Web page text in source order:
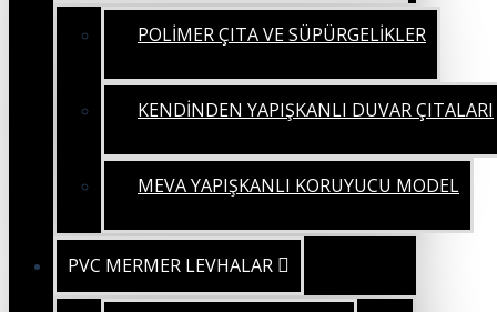
POLİMER ÇITA VE SÜPÜRGELİKLER
KENDİNDEN YAPIŞKANLI DUVAR ÇITALARI
MEVA YAPIŞKANLI KORUYUCU MODEL
PVC MERMER LEVHALAR